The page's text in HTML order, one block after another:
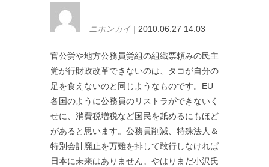
ニホンカイ | 2010.06.27 14:03
官公労や地方公務員労組の組織票頼みの民主
党が行財政改革できないのは、タコが自分の
足を食えないのと同じようなものです。EU
各国のように公務員のリストラができないく
せに、消費税増税など国民を舐めるにもほど
があると思います。公務員削減、特殊法人＆
特別会計廃止を万難を排して敢行しなければ
日本に未来はありません。やはりまだ小沢氏